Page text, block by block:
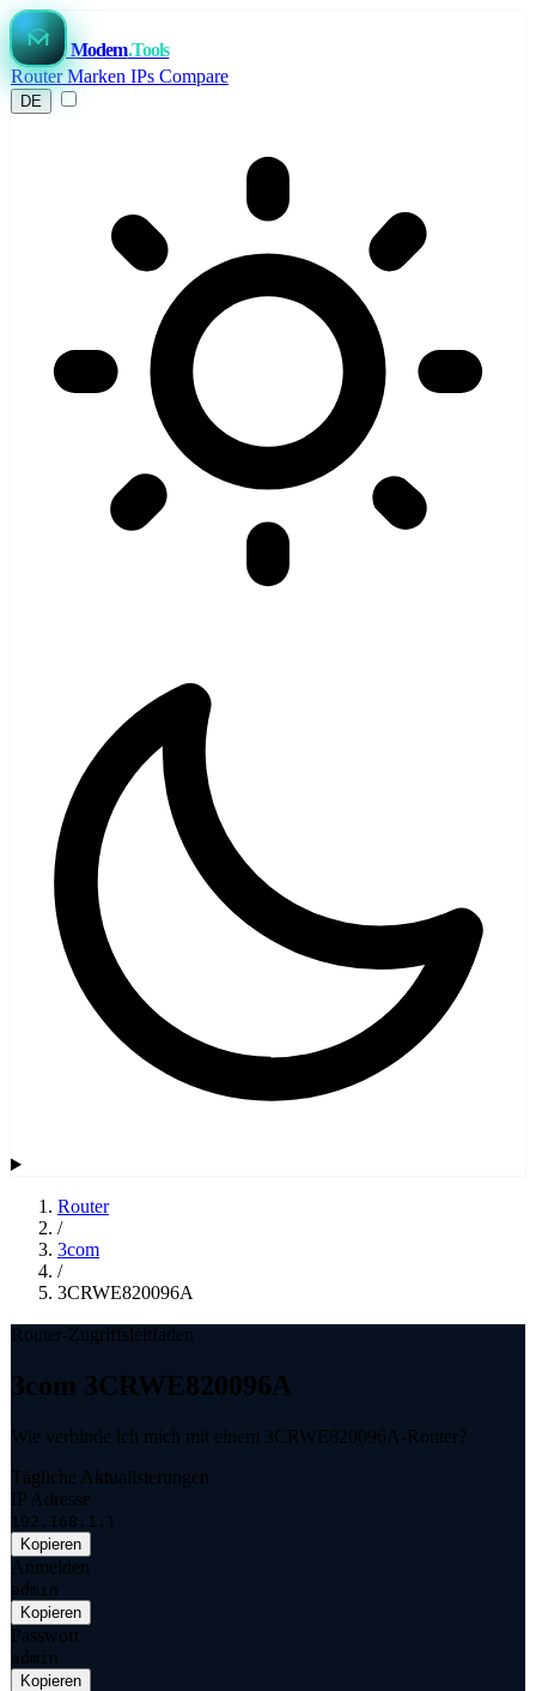
Modem.Tools
RouterMarken IPs Compare
DE
Router
/
3com
/
3CRWE820096A
Router-Zugriffsleitfaden
3com 3CRWE820096A
Wie verbinde ich mich mit einem 3CRWE820096A-Router?
Tägliche Aktualisierungen
IP Adresse
192.168.1.1
Kopieren
Anmelden
admin
Kopieren
Passwort
admin
Kopieren